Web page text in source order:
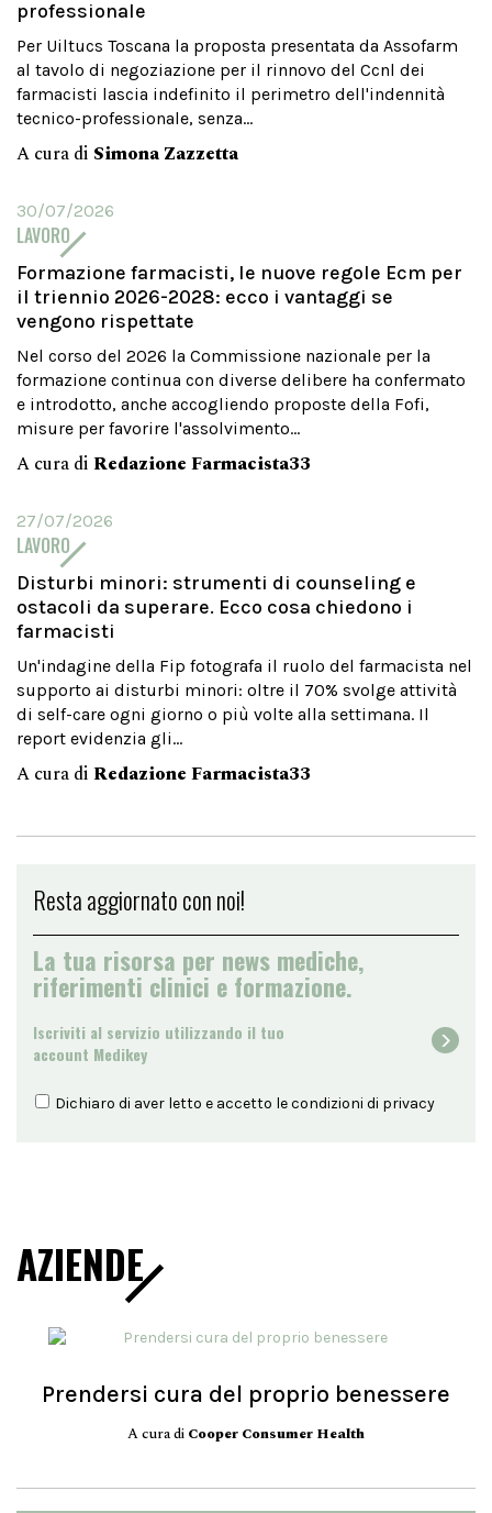
professionale
Per Uiltucs Toscana la proposta presentata da Assofarm
al tavolo di negoziazione per il rinnovo del Ccnl dei
farmacisti lascia indefinito il perimetro dell'indennità
tecnico-professionale, senza...
A cura di Simona Zazzetta
30/07/2026
LAVORO
Formazione farmacisti, le nuove regole Ecm per
il triennio 2026-2028: ecco i vantaggi se
vengono rispettate
Nel corso del 2026 la Commissione nazionale per la
formazione continua con diverse delibere ha confermato
e introdotto, anche accogliendo proposte della Fofi,
misure per favorire l'assolvimento...
A cura di Redazione Farmacista33
27/07/2026
LAVORO
Disturbi minori: strumenti di counseling e
ostacoli da superare. Ecco cosa chiedono i
farmacisti
Un'indagine della Fip fotografa il ruolo del farmacista nel
supporto ai disturbi minori: oltre il 70% svolge attività
di self-care ogni giorno o più volte alla settimana. Il
report evidenzia gli...
A cura di Redazione Farmacista33
Resta aggiornato con noi!
La tua risorsa per news mediche,
riferimenti clinici e formazione.
Iscriviti al servizio utilizzando il tuo
account Medikey
Dichiaro di aver letto e accetto le condizioni di privacy
AZIENDE
Prendersi cura del proprio benessere
A cura di Cooper Consumer Health